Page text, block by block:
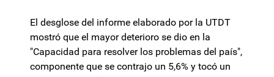
El desglose del informe elaborado por la UTDT
mostró que el mayor deterioro se dio en la
"Capacidad para resolver los problemas del país",
componente que se contrajo un 5,6% y tocó un